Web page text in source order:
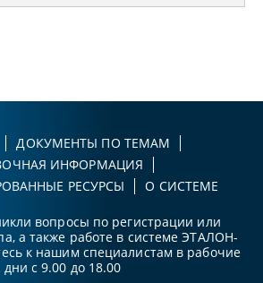
ДОКУМЕНТЫ ПО ТЕМАМ
ИНФОРМАЦИЯ
РЕСУРСЫ
О СИСТЕМЕ
вопросы по регистрации или
а также работе в системе ЭТАЛОН-
к нашим специалистам в рабочие
дни с 9.00 до 18.00